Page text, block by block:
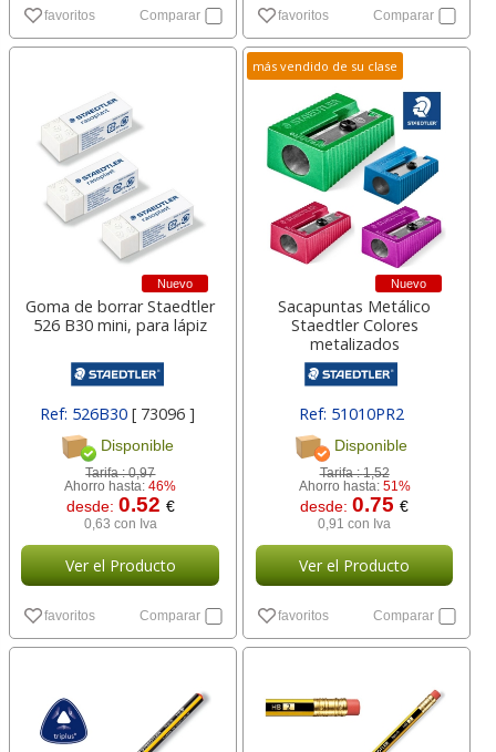
favoritos Comparar favoritos Comparar
Nuevo
Goma de borrar Staedtler
526 B30 mini, para lápiz
Ref: 526B30[ 73096 ]
Disponible
Tarifa :0,97
Ahorro hasta:46%
desde: 0.52 €
0,63 con Iva
Ver el Producto
favoritos Comparar
más vendido de su clase
Nuevo
Sacapuntas Metálico
Staedtler Colores
metalizados
Ref: 51010PR2
Disponible
Tarifa :1,52
Ahorro hasta: 51%
desde:0.75€
0,91 con Iva
Ver el Producto
favoritos Comparar